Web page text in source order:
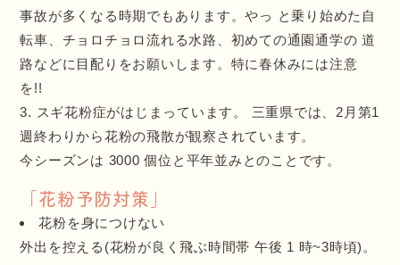
事故が多くなる時期でもあります。やっ と乗り始めた自
転車、チョロチョロ流れる水路、初めての通園通学の 道
路などに目配りをお願いします。特に春休みには注意
を!!
スギ花粉症がはじまっています。 三重県では、2月第1
週終わりから花粉の飛散が観察されています。
今シーズンは 3000 個位と平年並みとのことです。
「花粉予防対策」
花粉を身につけない
外出を控える(花粉が良く飛ぶ時間帯 午後 1 時~3時頃)。